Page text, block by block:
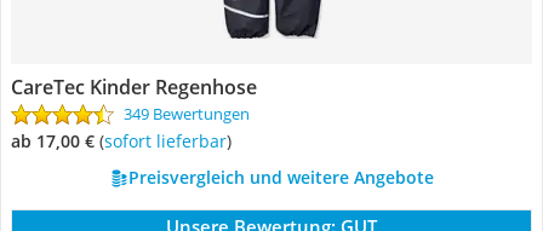
CareTec Kinder Regenhose
349 Bewertungen
ab 17,00 € ( Sofort lieferbar)
Preisvergleich und weitere Angebote
Unsere Bewertung: GUT